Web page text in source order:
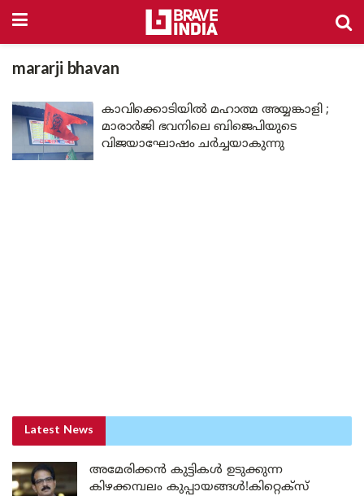
mararji bhavan
കാവിക്കൊടിയിൽ മഹാത്മ അയ്യങ്കാളി ;
മാരാർജി ഭവനിലെ ബിജെപിയുടെ
വിജയാഘോഷം ചർച്ചയാകുന്നു
Latest News
അമേരിക്കൻ കുട്ടികൾ ഉടുക്കുന്ന
കിഴക്കമ്പലം കുപ്പായങ്ങൾ!കിറ്റെക്സ്